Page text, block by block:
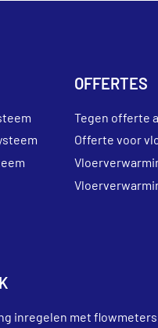
OFFERTES
Tegen offerte
Offerte voor
inregelen met flowmeters